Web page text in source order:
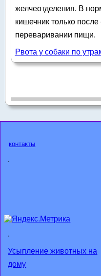
желчеотделения. В
кишечник только
переваривании пищи.
Рвота у собаки по
контакты
.
.
Усыпление животных на
дому